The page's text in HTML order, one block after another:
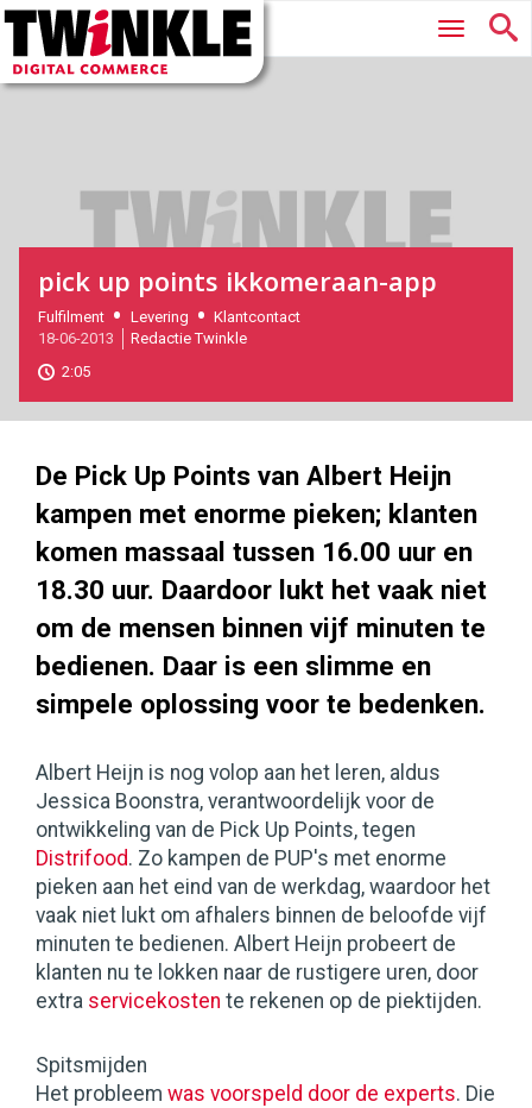
Twinkle
Digital
Commerce
Hoofdmenu
pick up points ikkomeraan-app
2013-
06-
18T08:51:00
2017-
11-
Fulfilment Levering
Klantcontact
18-06-2013
Redactie Twinkle
2:05
De Pick Up Points van Albert Heijn
kampen met enorme pieken; klanten
komen massaal tussen 16.00 uur en
18.30 uur. Daardoor lukt het vaak niet
om de mensen binnen vijf minuten te
bedienen. Daar is een slimme en
simpele oplossing voor te bedenken.
Albert Heijn is nog volop aan het leren, aldus
Jessica Boonstra, verantwoordelijk voor de
ontwikkeling van de Pick Up Points, tegen
Distrifood. Zo kampen de PUP's met enorme
pieken aan het eind van de werkdag, waardoor het
vaak niet lukt om afhalers binnen de beloofde vijf
minuten te bedienen. Albert Heijn probeert de
klanten nu te lokken naar de rustigere uren, door
extra servicekosten te rekenen op de piektijden.
Spitsmijden
Het probleem was voorspeld door de experts. Die